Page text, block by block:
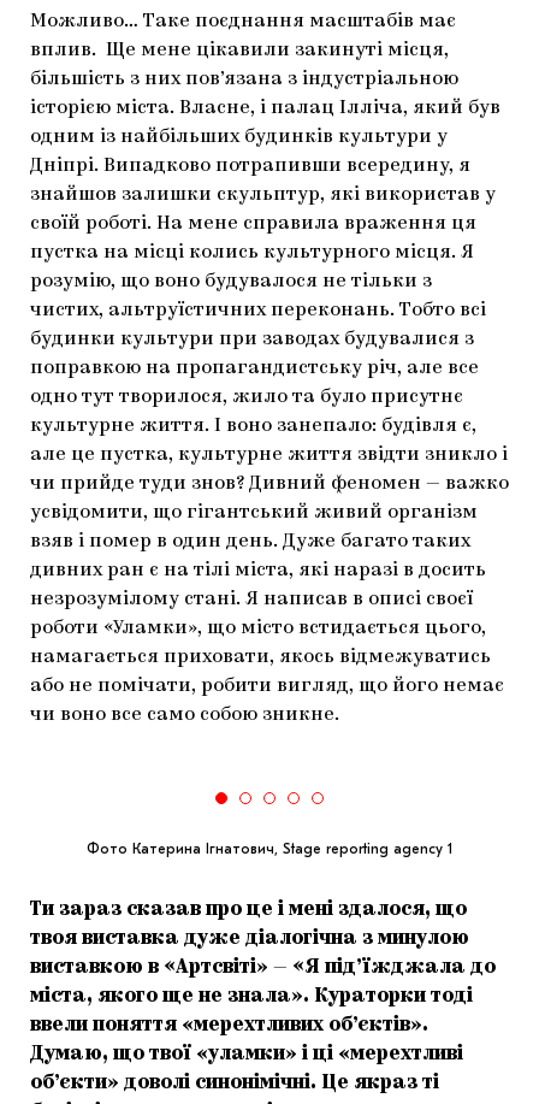
Можливо… Таке поєднання масштабів має
вплив. Ще мене цікавили закинуті місця,
більшість з них пов’язана з індустріальною
історією міста. Власне, і палац Ілліча, який був
одним із найбільших будинків культури у
Дніпрі. Випадково потрапивши всередину, я
знайшов залишки скульптур, які використав у
своїй роботі. На мене справила враження ця
пустка на місці колись культурного місця. Я
розумію, що воно будувалося не тільки з
чистих, альтруїстичних переконань. Тобто всі
будинки культури при заводах будувалися з
поправкою на пропагандистську річ, але все
одно тут творилося, жило та було присутнє
культурне життя. І воно занепало: будівля є,
але це пустка, культурне життя звідти зникло і
чи прийде туди знов? Дивний феномен — важко
усвідомити, що гігантський живий організм
взяв і помер в один день. Дуже багато таких
дивних ран є на тілі міста, які наразі в досить
незрозумілому стані. Я написав в описі своєї
роботи «Уламки», що місто встидається цього,
намагається приховати, якось відмежуватись
або не помічати, робити вигляд, що його немає
чи воно все само собою зникне.
Фото Катерина Ігнатович, Stage reporting agency 1
Ти зараз сказав про це і мені здалося, що
твоя виставка дуже діалогічна з минулою
виставкою в «Артсвіті» — «Я під’їжджала до
міста, якого ще не знала». Кураторки тоді
ввели поняття «мерехтливих об’єктів».
Думаю, що твої «уламки» і ці «мерехтливі
об’єкти» доволі синонімічні. Це якраз ті